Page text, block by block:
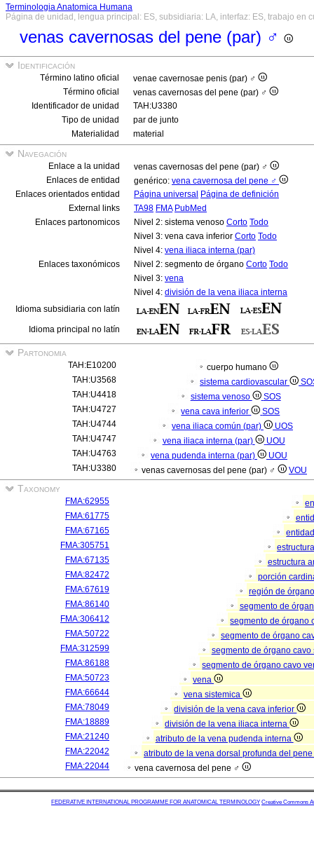
Terminologia Anatomica Humana
Página de unidad, lengua principal: ES, subsidiaria: LA, interfaz: ES, trabajo en
venas cavernosas del pene (par) ♂
Identificación
Término latino oficial
venae cavernosae penis (par) ♂
Término oficial
venas cavernosas del pene (par) ♂
Identificador de unidad
TAH:U3380
Tipo de unidad
par de junto
Materialidad
material
Navegación
Enlace a la unidad
venas cavernosas del pene (par) ♂
Enlaces de entidad
genérico: vena cavernosa del pene ♂
Enlaces orientados entidad
Página universal Página de definición
External links
TA98 FMA PubMed
Enlaces partonomicos
Nivel 2: sistema venoso Corto Todo
Nivel 3: vena cava inferior Corto Todo
Nivel 4: vena iliaca interna (par)
Enlaces taxonómicos
Nivel 2: segmento de órgano Corto Todo
Nivel 3: vena
Nivel 4: división de la vena iliaca interna
Idioma subsidiaria con latín
Idioma principal no latín
Partonomia
TAH:E10200
cuerpo humano
TAH:U3568
sistema cardiovascular
TAH:U4418
sistema venoso
SOS
TAH:U4727
vena cava inferior
SOS
TAH:U4744
vena iliaca común (par)
UOS
TAH:U4747
vena iliaca interna (par)
UOU
TAH:U4763
vena pudenda interna (par)
UOU
TAH:U3380
venas cavernosas del pene (par) ♂ VOU
Taxonomy
FMA:62955
FMA:61775
FMA:67165
FMA:305751
FMA:67135
estructura
FMA:82472
porción
FMA:67619
región de
FMA:86140
segmento de
FMA:306412
segmento de órgano
FMA:50722
segmento de órgano
FMA:312599
segmento de órgano
FMA:86188
segmento de órgano cavo
FMA:50723
vena
FMA:66644
vena sistemica
FMA:78049
división de la vena cava inferior
FMA:18889
división de la vena iliaca interna
FMA:21240
atributo de la vena pudenda interna
FMA:22042
atributo de la vena dorsal profunda del
FMA:22044
vena cavernosa del pene ♂
FEDERATIVE INTERNATIONAL PROGRAMME FOR ANATOMICAL TERMINOLOGY Creative Commons